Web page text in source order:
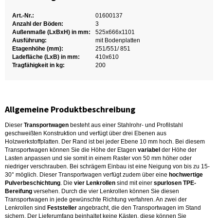
Art.-Nr.:
01600137
Anzahl der Böden:
3
Außenmaße (LxBxH) in mm:
525x666x1101
Ausführung:
mit Bodenplatten
Etagenhöhe (mm):
251/551/ 851
Ladefläche (LxB) in mm:
410x610
Tragfähigkeit in kg:
200
Allgemeine Produktbeschreibung
Dieser Transportwagen besteht aus einer Stahlrohr- und Profilstahl
geschweißten Konstruktion und verfügt über drei Ebenen aus
Holzwerkstoffplatten. Der Rand ist bei jeder Ebene 10 mm hoch. Bei diesem
Transportwagen können Sie die Höhe der Etagen variabel der Höhe der
Lasten anpassen und sie somit in einem Raster von 50 mm höher oder
niedriger verschrauben. Bei schrägem Einbau ist eine Neigung von bis zu 15-
30° möglich. Dieser Transportwagen verfügt zudem über eine hochwertige
Pulverbeschichtung. Die vier Lenkrollen sind mit einer spurlosen TPE-
Bereifung versehen. Durch die vier Lenkrollen können Sie diesen
Transportwagen in jede gewünschte Richtung verfahren. An zwei der
Lenkrollen sind Feststeller angebracht, die den Transportwagen im Stand
sichern. Der Lieferumfang beinhaltet keine Kästen, diese können Sie